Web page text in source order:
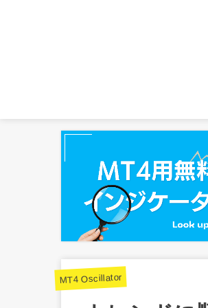
MT4 Oscillator